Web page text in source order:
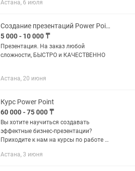
Астана, 6 июля
Создание презентаций Power Point
5 000 - 10 000 ₸
Презентация. На заказ любой
сложности, БЫСТРО и КАЧЕСТВЕННО
Астана, 20 июня
Курс Power Point
60 000 - 75 000 ₸
Вы хотите научиться создавать
эффектные бизнес-презентации?
Приходите к нам на курсы по работе в
преподаватели учебного центра «
Астана, 3 июня